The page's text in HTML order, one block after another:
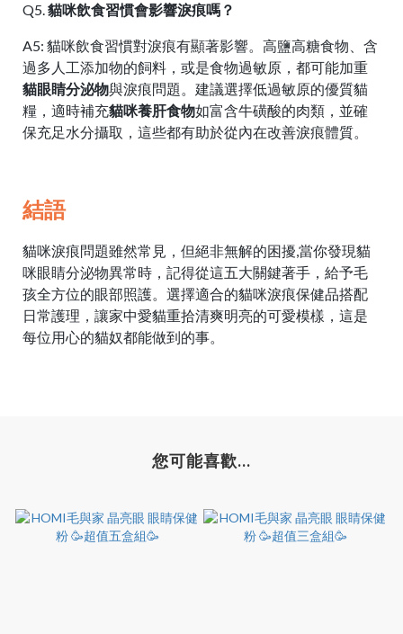
Q5.貓咪飲食習慣會影響淚痕嗎？
A5: 貓咪飲食習慣對淚痕有顯著影響。高鹽高糖食物、含
過多人工添加物的飼料，或是食物過敏原，都可能加重
貓眼睛分泌物與淚痕問題。建議選擇低過敏原的優質貓
糧，適時補充貓咪養肝食物如富含牛磺酸的肉類，並確
保充足水分攝取，這些都有助於從內在改善淚痕體質。
結語
貓咪淚痕問題雖然常見，但絕非無解的困擾,當你發現貓
咪眼睛分泌物異常時，記得從這五大關鍵著手，給予毛
孩全方位的眼部照護。選擇適合的貓咪淚痕保健品搭配
日常護理，讓家中愛貓重拾清爽明亮的可愛模樣，這是
每位用心的貓奴都能做到的事。
您可能喜歡...